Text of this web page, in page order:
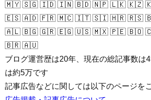
🇲🇾 🇸🇬 🇮🇩 🇮🇳 🇧🇩 🇳🇵 🇱🇰 🇰🇿
🇪🇸 🇦🇩 🇫🇷 🇲🇨 🇮🇹 🇸🇮 🇭🇷 🇷🇸
🇦🇱 🇧🇬 🇬🇷 🇪🇬 🇺🇸 🇲🇽 🇵🇪 🇧🇴
🇧🇷 🇦🇺
ブログ運営歴は20年、現在の総記事数は
は約5万です
記事広告などに関しては以下のページを